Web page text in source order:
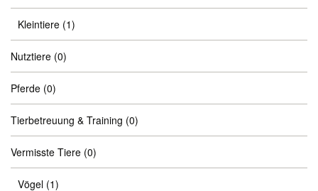
Kleintiere (1)
Nutztiere (0)
Pferde (0)
Tierbetreuung & Training (0)
Vermisste Tiere (0)
Vögel (1)